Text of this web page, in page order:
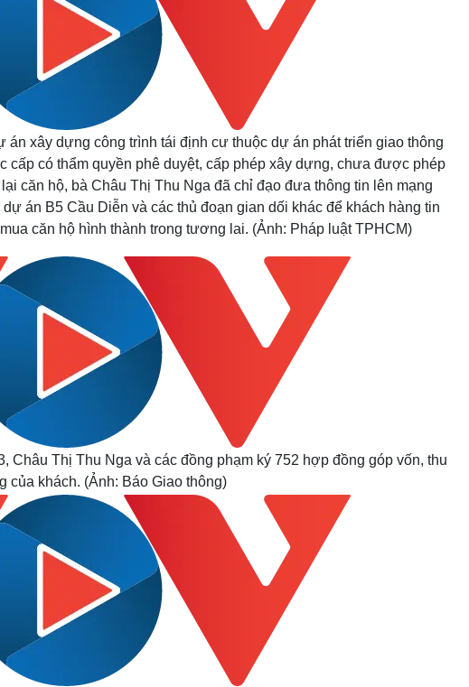
xây dựng công trình tái định cư thuộc dự án phát triển giao thông
có thẩm quyền phê duyệt, cấp phép xây dựng, chưa được phép
căn hộ, bà Châu Thị Thu Nga đã chỉ đạo đưa thông tin lên mạng
án B5 Cầu Diễn và các thủ đoạn gian dối khác để khách hàng tin
căn hộ hình thành trong tương lai. (Ảnh: Pháp luật TPHCM)
Châu Thị Thu Nga và các đồng phạm ký 752 hợp đồng góp vốn, thu
của khách. (Ảnh: Báo Giao thông)